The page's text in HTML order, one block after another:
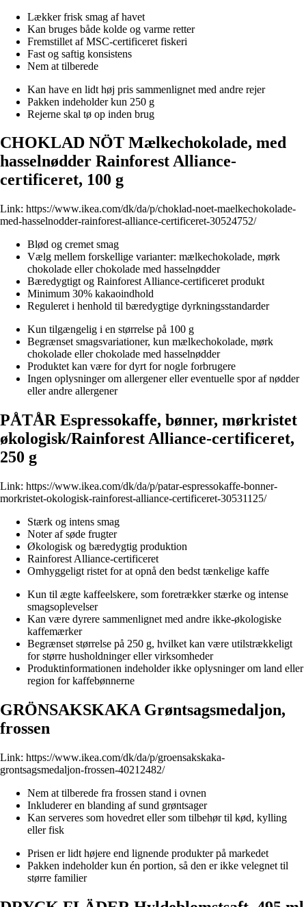
Lækker frisk smag af havet
Kan bruges både kolde og varme retter
Fremstillet af MSC-certificeret fiskeri
Fast og saftig konsistens
Nem at tilberede
Kan have en lidt høj pris sammenlignet med andre rejer
Pakken indeholder kun 250 g
Rejerne skal tø op inden brug
CHOKLAD NÖT Mælkechokolade, med
hasselnødder Rainforest Alliance-
certificeret, 100 g
Link: https://www.ikea.com/dk/da/p/choklad-noet-maelkechokolade-
med-hasselnodder-rainforest-alliance-certificeret-30524752/
Blød og cremet smag
Vælg mellem forskellige varianter: mælkechokolade, mørk
chokolade eller chokolade med hasselnødder
Bæredygtigt og Rainforest Alliance-certificeret produkt
Minimum 30% kakaoindhold
Reguleret i henhold til bæredygtige dyrkningsstandarder
Kun tilgængelig i en størrelse på 100 g
Begrænset smagsvariationer, kun mælkechokolade, mørk
chokolade eller chokolade med hasselnødder
Produktet kan være for dyrt for nogle forbrugere
Ingen oplysninger om allergener eller eventuelle spor af nødder
eller andre allergener
PÅTÅR Espressokaffe, bønner, mørkristet
økologisk/Rainforest Alliance-certificeret,
250 g
Link: https://www.ikea.com/dk/da/p/patar-espressokaffe-bonner-
morkristet-okologisk-rainforest-alliance-certificeret-30531125/
Stærk og intens smag
Noter af søde frugter
Økologisk og bæredygtig produktion
Rainforest Alliance-certificeret
Omhyggeligt ristet for at opnå den bedst tænkelige kaffe
Kun til ægte kaffeelskere, som foretrækker stærke og intense
smagsoplevelser
Kan være dyrere sammenlignet med andre ikke-økologiske
kaffemærker
Begrænset størrelse på 250 g, hvilket kan være utilstrækkeligt
for større husholdninger eller virksomheder
Produktinformationen indeholder ikke oplysninger om land eller
region for kaffebønnerne
GRÖNSAKSKAKA Grøntsagsmedaljon,
frossen
Link: https://www.ikea.com/dk/da/p/groensakskaka-
grontsagsmedaljon-frossen-40212482/
Nem at tilberede fra frossen stand i ovnen
Inkluderer en blanding af sund grøntsager
Kan serveres som hovedret eller som tilbehør til kød, kylling
eller fisk
Prisen er lidt højere end lignende produkter på markedet
Pakken indeholder kun én portion, så den er ikke velegnet til
større familier